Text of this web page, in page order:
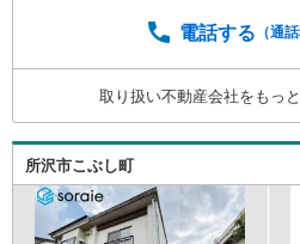
て、リフォームや注文建築
5.お子様連れでおこしくだ
オムツ替えベッド、アンパ
ります。ご見学ご希望の方
る（無料）をボタンからご予
電話する （通
取り扱い不動産会社をもっ
所沢市こぶし町